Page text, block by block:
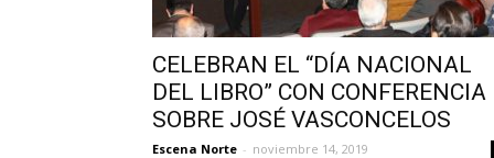
CELEBRAN EL “DÍA NACIONAL
DEL LIBRO” CON CONFERENCIA
SOBRE JOSÉ VASCONCELOS
Escena Norte - noviembre 14, 2019